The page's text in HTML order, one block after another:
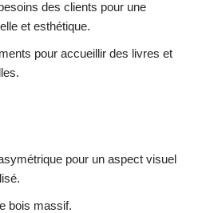
des clients pour une
et esthétique.
pour accueillir des livres et
pour un aspect visuel
bois massif.